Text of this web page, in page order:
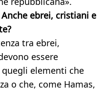
ebrei, cristiani e
tra ebrei,
essere
elementi che
o che, come Hamas,